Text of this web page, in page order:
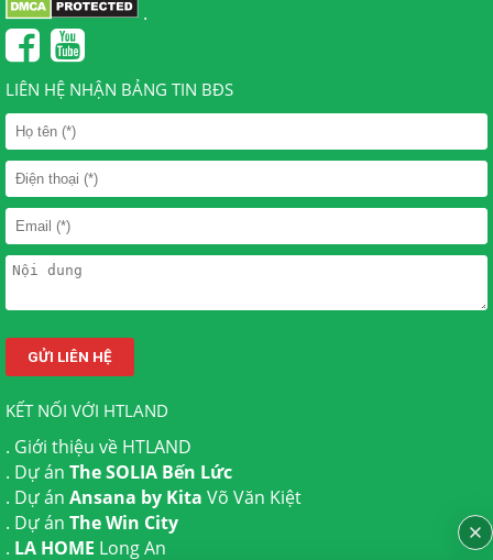
.
LIÊN HỆ NHẬN BẢNG TIN BĐS
KẾT NỐI VỚI HTLAND
. Giới thiệu về HTLAND
. Dự án The SOLIA Bến Lức
. Dự án Ansana by Kita Võ Văn Kiệt
. Dự án The Win City
. LA HOME Long An